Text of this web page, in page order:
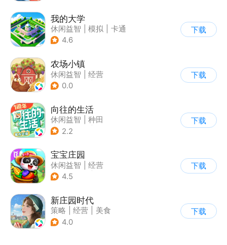
我的大学
休闲益智 模拟
卡通
| 九游
4.6
下载
农场小镇
休闲益智
经营
| 田园生活
0.0
下载
向往的生活
休闲益智
种田
| 影视改编
2.2
下载
宝宝庄园
休闲益智
经营
| 田园生活
4.5
下载
新庄园时代
策略 经营
美食
| 自由交易
4.0
下载